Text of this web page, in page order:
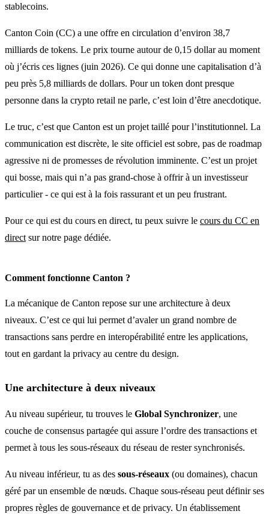
stablecoins.
Canton Coin (CC) a une offre en circulation d’environ 38,7
milliards de tokens. Le prix tourne autour de 0,15 dollar au moment
où j’écris ces lignes (juin 2026). Ce qui donne une capitalisation d’à
peu près 5,8 milliards de dollars. Pour un token dont presque
personne dans la crypto retail ne parle, c’est loin d’être anecdotique.
Le truc, c’est que Canton est un projet taillé pour l’institutionnel. La
communication est discrète, le site officiel est sobre, pas de roadmap
agressive ni de promesses de révolution imminente. C’est un projet
qui bosse, mais qui n’a pas grand-chose à offrir à un investisseur
particulier - ce qui est à la fois rassurant et un peu frustrant.
Pour ce qui est du cours en direct, tu peux suivre le cours du CC en
direct sur notre page dédiée.
Comment fonctionne Canton ?
La mécanique de Canton repose sur une architecture à deux
niveaux. C’est ce qui lui permet d’avaler un grand nombre de
transactions sans perdre en interopérabilité entre les applications,
tout en gardant la privacy au centre du design.
Une architecture à deux niveaux
Au niveau supérieur, tu trouves le Global Synchronizer, une
couche de consensus partagée qui assure l’ordre des transactions et
permet à tous les sous-réseaux du réseau de rester synchronisés.
Au niveau inférieur, tu as des sous-réseaux (ou domaines), chacun
géré par un ensemble de nœuds. Chaque sous-réseau peut définir ses
propres règles de gouvernance et de privacy. Un établissement